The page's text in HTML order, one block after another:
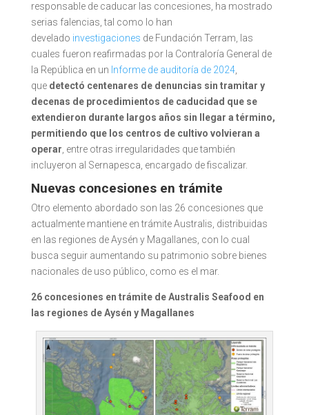
responsable de caducar las concesiones, ha mostrado
serias falencias, tal como lo han
develado investigaciones de Fundación Terram, las
cuales fueron reafirmadas por la Contraloría General de
la República en un Informe de auditoría de 2024,
que detectó centenares de denuncias sin tramitar y
decenas de procedimientos de caducidad que se
extendieron durante largos años sin llegar a término,
permitiendo que los centros de cultivo volvieran a
operar, entre otras irregularidades que también
incluyeron al Sernapesca, encargado de fiscalizar.
Nuevas concesiones en trámite
Otro elemento abordado son las 26 concesiones que
actualmente mantiene en trámite Australis, distribuidas
en las regiones de Aysén y Magallanes, con lo cual
busca seguir aumentando su patrimonio sobre bienes
nacionales de uso público, como es el mar.
26 concesiones en trámite de Australis Seafood en
las regiones de Aysén y Magallanes